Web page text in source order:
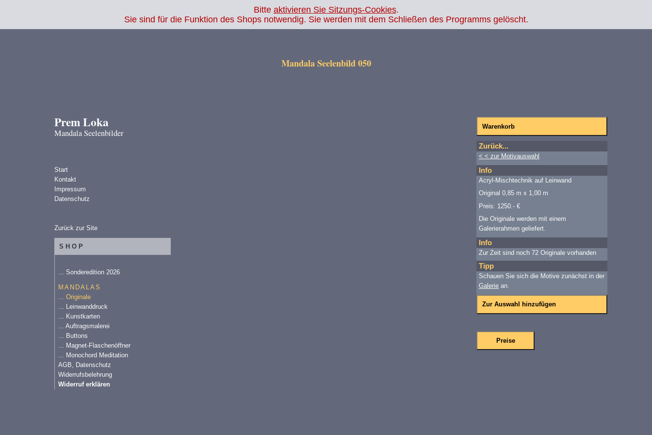
/www/htdocs/w01f7e05/2025/shop.php on line 14
Prem Loka
Mandala Seelenbilder
Start
Kontakt
Impressum
Datenschutz
Zurück zur Site
SHOP
... Sonderedition 2026
MANDALAS
... Originale
... Leinwanddruck
... Kunstkarten
... Auftragsmalerei
... Buttons
... Magnet-Flaschenöffner
... Monochord Meditation
AGB, Datenschutz
Widerrufsbelehrung
Widerruf erklären
Mandala Seelenbild 050
Zurück...
< < zur Motivauswahl
Info
Acryl-Mischtechnik auf Leinwand
Original 0,85 m x 1,00 m
Preis: 1250.- €
Die Originale werden mit einem
Galerierahmen geliefert.
Info
Zur Zeit sind noch 72 Originale vorhanden
Tipp
Schauen Sie sich die Motive zunächst in der
Galerie an.
Bitte aktivieren Sie Sitzungs-Cookies.
Sie sind für die Funktion des Shops notwendig. Sie werden mit dem Schließen des Programms gelöscht.